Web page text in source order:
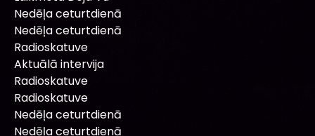
Nedēļa ceturtdienā
Nedēļa ceturtdienā
Radioskatuve
Aktuālā intervija
Radioskatuve
Radioskatuve
Nedēļa ceturtdienā
Nedēļa ceturtdienā